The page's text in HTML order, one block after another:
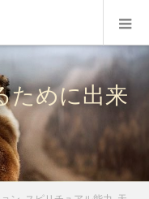
ために出来